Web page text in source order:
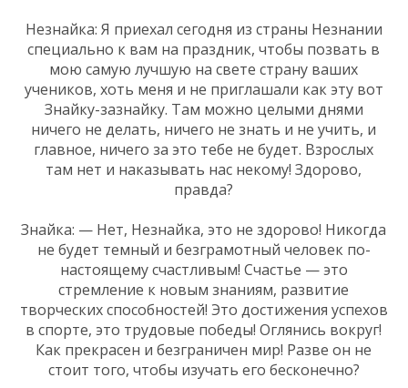
Незнайка: Я приехал сегодня из страны Незнании
специально к вам на праздник, чтобы позвать в
мою самую лучшую на свете страну ваших
учеников, хоть меня и не приглашали как эту вот
Знайку-зазнайку. Там можно целыми днями
ничего не делать, ничего не знать и не учить, и
главное, ничего за это тебе не будет. Взрослых
там нет и наказывать нас некому! Здорово,
правда?
Знайка: — Нет, Незнайка, это не здорово! Никогда
не будет темный и безграмотный человек по-
настоящему счастливым! Счастье — это
стремление к новым знаниям, развитие
творческих способностей! Это достижения успехов
в спорте, это трудовые победы! Оглянись вокруг!
Как прекрасен и безграничен мир! Разве он не
стоит того, чтобы изучать его бесконечно?